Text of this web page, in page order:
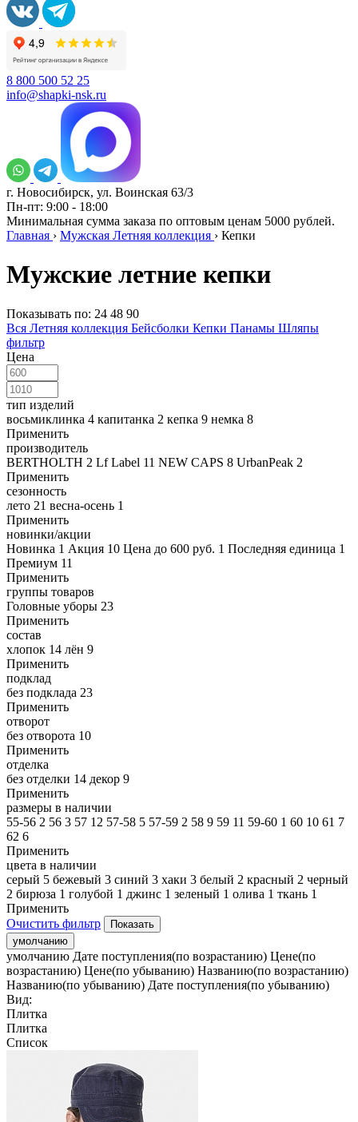
8 800 500 52 25
info@shapki-nsk.ru
г. Новосибирск, ул. Воинская 63/3
Пн-пт: 9:00 - 18:00
Минимальная сумма заказа по оптовым ценам 5000 рублей.
Главная › Мужская Летняя коллекция › Кепки
Мужские летние кепки
Показывать по: 24 48 90
Вся Летняя коллекция Бейсболки Кепки Панамы Шляпы
фильтр
Цена
тип изделий
восьмиклинка 4 капитанка 2 кепка 9 немка 8
Применить
производитель
BERTHOLTH 2 Lf Label 11 NEW CAPS 8 UrbanPeak 2
Применить
сезонность
лето 21 весна-осень 1
Применить
новинки/акции
Новинка 1 Акция 10 Цена до 600 руб. 1 Последняя единица 1
Премиум 11
Применить
группы товаров
Головные уборы 23
Применить
состав
хлопок 14 лён 9
Применить
подклад
без подклада 23
Применить
отворот
без отворота 10
Применить
отделка
без отделки 14 декор 9
Применить
размеры в наличии
55-56 2 56 3 57 12 57-58 5 57-59 2 58 9 59 11 59-60 1 60 10 61 7
62 6
Применить
цвета в наличии
серый 5 бежевый 3 синий 3 хаки 3 белый 2 красный 2 черный
2 бирюза 1 голубой 1 джинс 1 зеленый 1 олива 1 ткань 1
Применить
Очистить фильтр
умолчанию
умолчанию Дате поступления(по возрастанию) Цене(по
возрастанию) Цене(по убыванию) Названию(по возрастанию)
Названию(по убыванию) Дате поступления(по убыванию)
Вид:
Плитка
Плитка
Список